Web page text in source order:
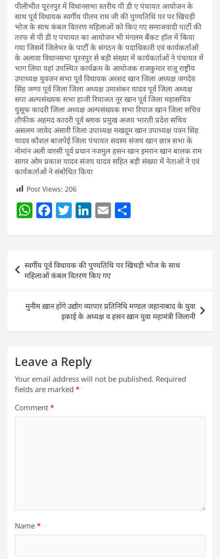
पीलीभीत पूरनपुर में विधानसभा स्तरीय पी डी ए पंचायत आयोजन के
साथ पूर्व विधायक स्वर्गीय पीतम राम जी की पुण्यतिथि पर पर खिचड़ी
भोज के साथ कंबल वितरण महिलाओं को किए गए समाजवादी पार्टी की
तरफ से पी डी ए पंचायत का आयोजन भी मंगलम बैंकट हॉल में किया
गया जिसमें जिलेभर के पार्टी के संगठन के पदाधिकारी एवं कार्यकर्ताओं
के अलावा विधानसभा पूरनपुर से बड़ी संख्या में कार्यकर्ताओं ने पंचायत में
भाग लिया यहां उपस्थित कार्यक्रम के आयोजक राजकुमार राजू राष्ट्रीय
उपाध्यक्ष युवजन सभा पूर्व विधायक अरशद खान जिला अध्यक्ष जगदेव
सिंह जग्गा पूर्व जिला जिला अध्यक्ष उमाशंकर यादव पूर्व जिला अध्यक्ष
सपा अल्पसंख्यक सभा हाजी रियाजत नूर खान पूर्व जिला महासचिव
युसूफ कादरी जिला अध्यक्ष अल्पसंख्यक सभा रियाज खान जिला सचिव
तौफीक अहमद कादरी पूर्व ब्लाक प्रमुख अजय भारती प्रदेश सचिव
असलम जावेद अंसारी जिला उपाध्यक्ष मखदूम खान उपाध्यक्ष पवन सिंह
यादव कौशल बाजपेई जिला पंचायत सदस्य संजय खान छात्र सभा के
नोमांन अली वारसी पूर्व प्रधान नजमुल हसन खान इमरान खान बालक राम
सागर ओम प्रकाश यादव संजय यादव सहित बड़ी संख्या में नेताओं ने एवं
कार्यकर्ताओं ने संबोधित किया
Post Views: 206
W
at
s
A
p
p
F
c
e
b
o
o
T
itt
er
Li
k
e
dI
n
E
ai
l
ar
e
navigation
स्वर्गीय पूर्व विधायक की पुण्यतिथि पर खिचड़ी भोज के साथ
महिलाओं कंबल वितरण किए गए
मुनीम ख़ान होंगे उद्योग व्यापार प्रतिनिधि मण्डल जहानाबाद के युवा
इकाई के अध्यक्ष व हसन ख़ान युवा महामंत्री जिलानी
Leave a Reply
Your email address will not be published. Required
fields are marked *
Comment *
Name *